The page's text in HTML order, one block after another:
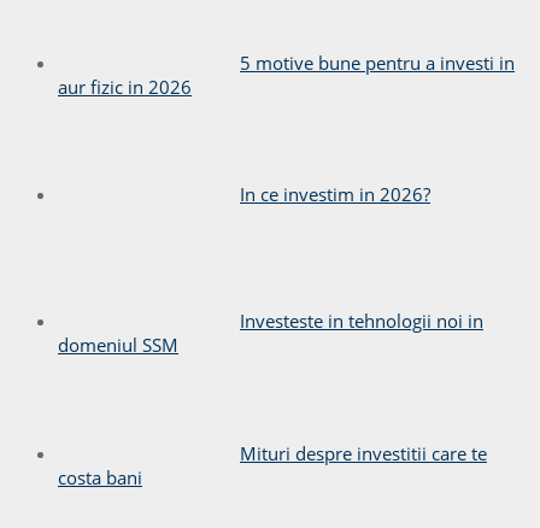
5 motive bune pentru a investi in
aur fizic in 2026
In ce investim in 2026?
Investeste in tehnologii noi in
domeniul SSM
Mituri despre investitii care te
costa bani